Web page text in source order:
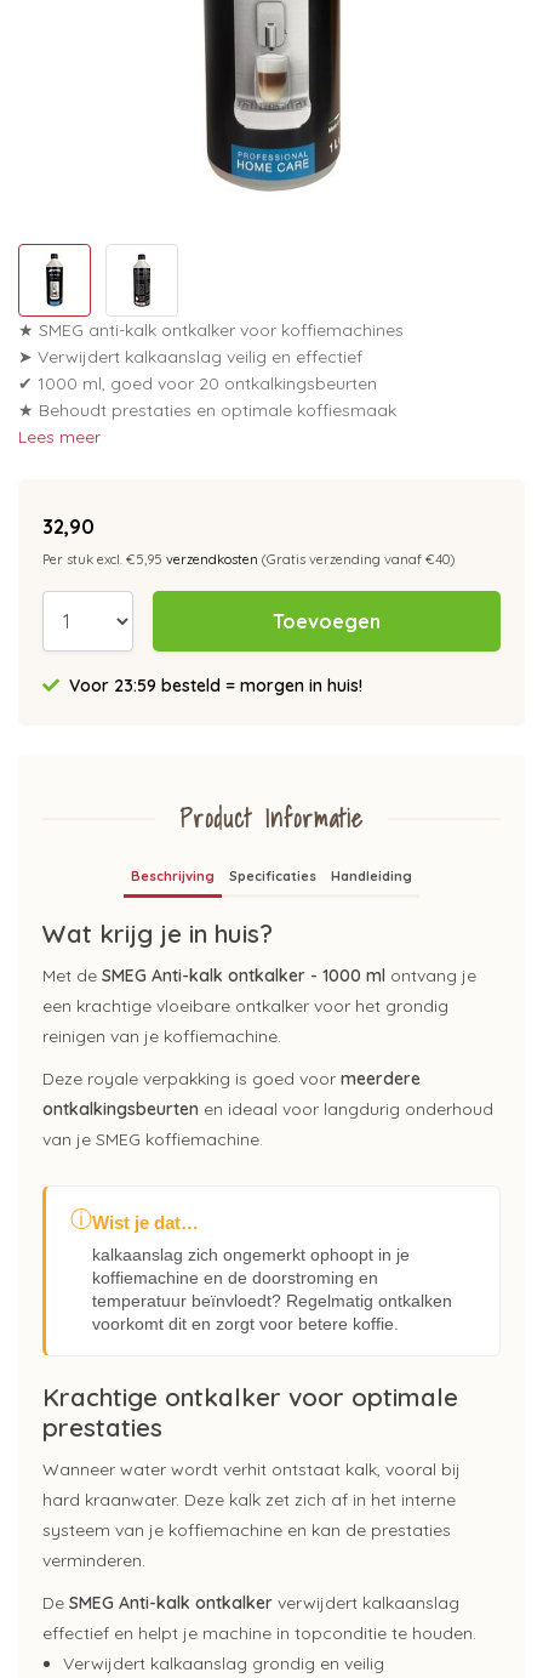
★ SMEG anti-kalk ontkalker voor koffiemachines
➤ Verwijdert kalkaanslag veilig en effectief
✔ 1000 ml, goed voor 20 ontkalkingsbeurten
★ Behoudt prestaties en optimale koffiesmaak
Lees meer
32,90
Per stuk excl. €5,95 verzendkosten (Gratis verzending vanaf €40)
Toevoegen
Voor 23:59 besteld = morgen in huis!
Product Informatie
Beschrijving Specificaties Handleiding
Wat krijg je in huis?
Met de SMEG Anti-kalk ontkalker - 1000 ml ontvang je
een krachtige vloeibare ontkalker voor het grondig
reinigen van je koffiemachine.
Deze royale verpakking is goed voor meerdere
ontkalkingsbeurten en ideaal voor langdurig onderhoud
van je SMEG koffiemachine.
ⓘWist je dat…
kalkaanslag zich ongemerkt ophoopt in je
koffiemachine en de doorstroming en
temperatuur beïnvloedt? Regelmatig ontkalken
voorkomt dit en zorgt voor betere koffie.
Krachtige ontkalker voor optimale
prestaties
Wanneer water wordt verhit ontstaat kalk, vooral bij
hard kraanwater. Deze kalk zet zich af in het interne
systeem van je koffiemachine en kan de prestaties
verminderen.
De SMEG Anti-kalk ontkalker verwijdert kalkaanslag
effectief en helpt je machine in topconditie te houden.
Verwijdert kalkaanslag grondig en veilig